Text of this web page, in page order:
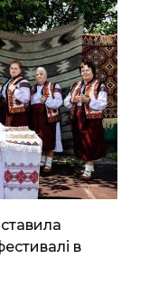
в